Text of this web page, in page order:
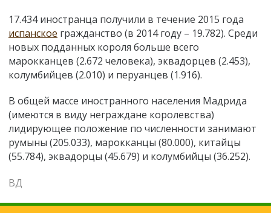
17.434 иностранца получили в течение 2015 года
испанское гражданство (в 2014 году – 19.782). Среди
новых подданных короля больше всего
марокканцев (2.672 человека), эквадорцев (2.453),
колумбийцев (2.010) и перуанцев (1.916).
В общей массе иностранного населения Мадрида
(имеются в виду неграждане королевства)
лидирующее положение по численности занимают
румыны (205.033), марокканцы (80.000), китайцы
(55.784), эквадорцы (45.679) и колумбийцы (36.252).
ВД